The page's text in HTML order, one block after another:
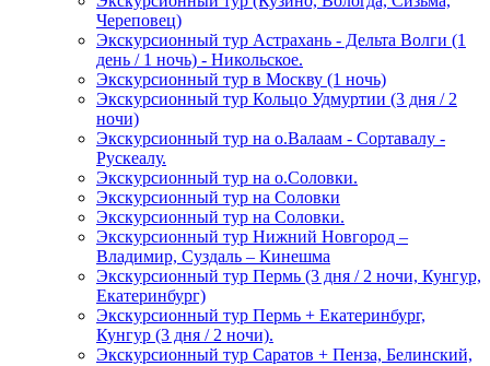
Череповец)
Экскурсионный тур Астрахань - Дельта Волги (1
день / 1 ночь) - Никольское.
Экскурсионный тур в Москву (1 ночь)
Экскурсионный тур Кольцо Удмуртии (3 дня / 2
ночи)
Экскурсионный тур на о.Валаам - Сортавалу -
Рускеалу.
Экскурсионный тур на о.Соловки.
Экскурсионный тур на Соловки
Экскурсионный тур на Соловки.
Экскурсионный тур Нижний Новгород –
Владимир, Суздаль – Кинешма
Экскурсионный тур Пермь (3 дня / 2 ночи, Кунгур,
Екатеринбург)
Экскурсионный тур Пермь + Екатеринбург,
Кунгур (3 дня / 2 ночи).
Экскурсионный тур Саратов + Пенза, Белинский,